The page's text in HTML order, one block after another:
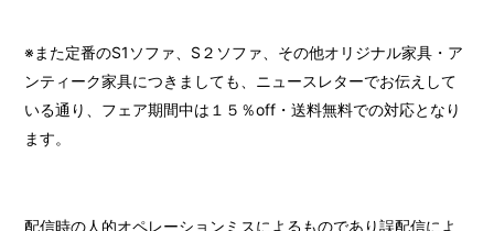
※また定番のS1ソファ、S２ソファ、その他オリジナル家具・ア
ンティーク家具につきましても、ニュースレターでお伝えして
いる通り、フェア期間中は１５％off・送料無料での対応となり
ます。
配信時の人的オペレーションミスによるものであり誤配信によ